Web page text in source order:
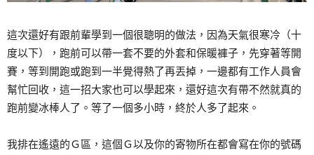
這次還好有跟前輩學到一個很聰明的做法，因為天氣很寒冷（十
度以下），跑前可以帶一套不要的外套和保暖褲子，先穿著等開
賽，等到開跑或跑到一半覺得熱了再丟掉，一邊都有工作人員會
幫忙回收，這一招大家也可以學起來，還好這次有帶不然就真的
跑前變冰棒人了。等了一個多小時，終於人多了起來。
我排在遙遠的Ｇ區，這個Ｇ以及你的寄物所在都會寫在你的號碼